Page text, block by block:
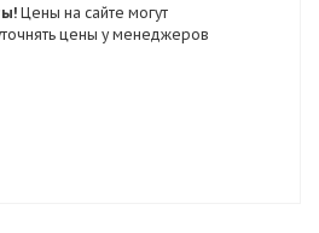
Цены на сайте могут
цены у менеджеров